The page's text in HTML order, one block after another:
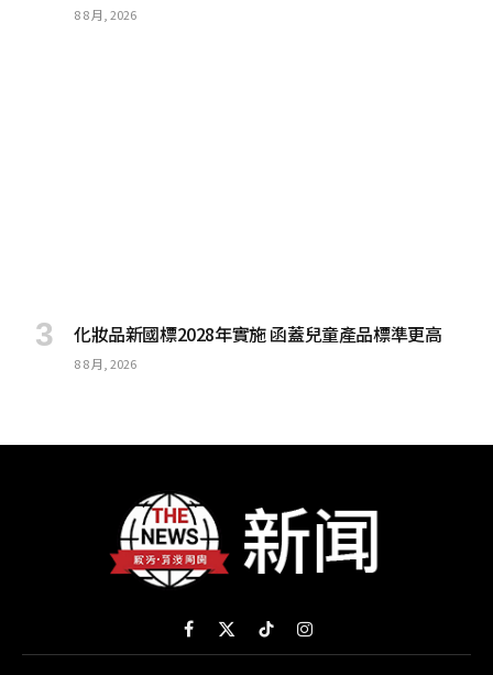
8 8 月, 2026
化妝品新國標2028年實施 函蓋兒童產品標準更高
8 8 月, 2026
Facebook
X
(Twitter)
TikTokInstagram